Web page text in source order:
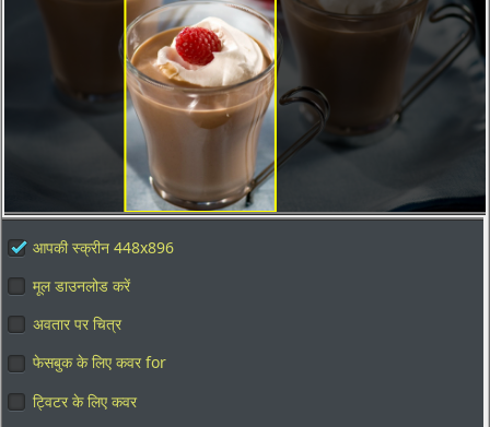
आपकी स्क्रीन 448x896
मूल डाउनलोड करें
अवतार पर चित्र
फेसबुक के लिए कवर for
ट्विटर के लिए कवर